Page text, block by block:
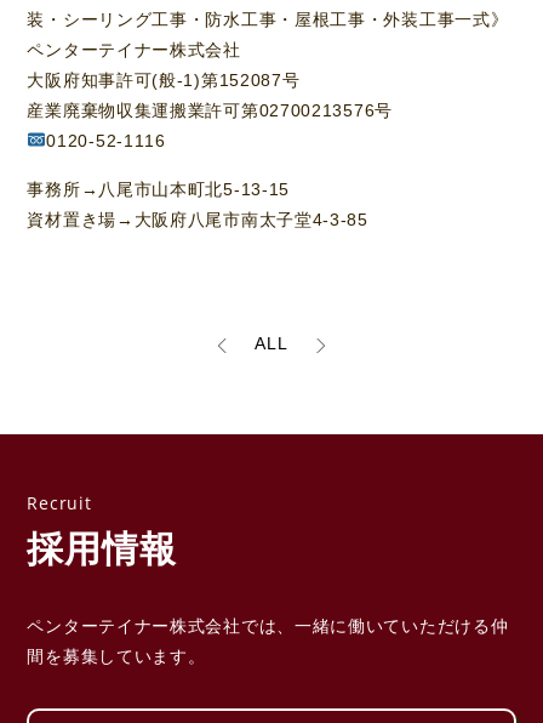
装・シーリング工事・防水工事・屋根工事・外装工事一式》
ペンターテイナー株式会社
大阪府知事許可(般-1)第152087号
産業廃棄物収集運搬業許可第02700213576号
0120-52-1116
事務所→八尾市山本町北5-13-15
資材置き場→大阪府八尾市南太子堂4-3-85
ALL
採用情報
ペンターテイナー株式会社では、一緒に働いていただける仲
間を募集しています。